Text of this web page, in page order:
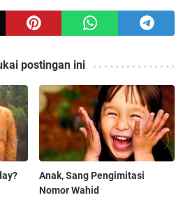
postingan ini
Anak, Sang Pengimitasi
Nomor Wahid